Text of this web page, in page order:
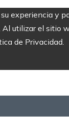
experiencia y
utilizar el
de Privacidad.